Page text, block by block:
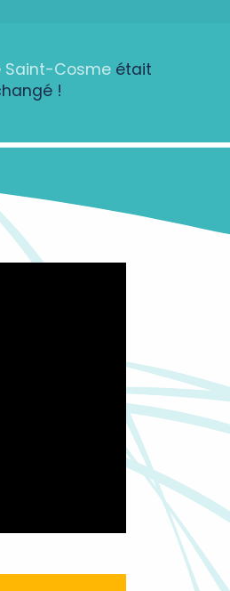
Saint-Cosme était
!